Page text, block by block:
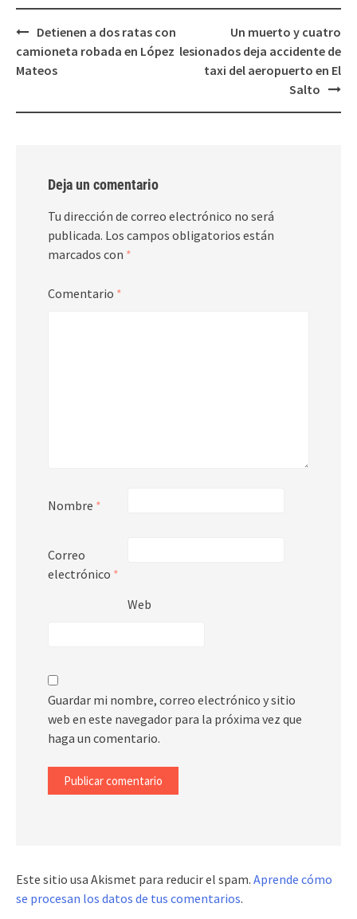
Post
navigation
Detienen a dos ratas con
camioneta robada en López
Mateos
Un muerto y cuatro
lesionados deja accidente de
taxi del aeropuerto en El
Salto
Deja un comentario
Tu dirección de correo electrónico no será
publicada. Los campos obligatorios están
marcados con *
Comentario *
Nombre *
Correo
electrónico *
Web
Guardar mi nombre, correo electrónico y sitio
web en este navegador para la próxima vez que
haga un comentario.
Este sitio usa Akismet para reducir el spam. Aprende cómo
se procesan los datos de tus comentarios.